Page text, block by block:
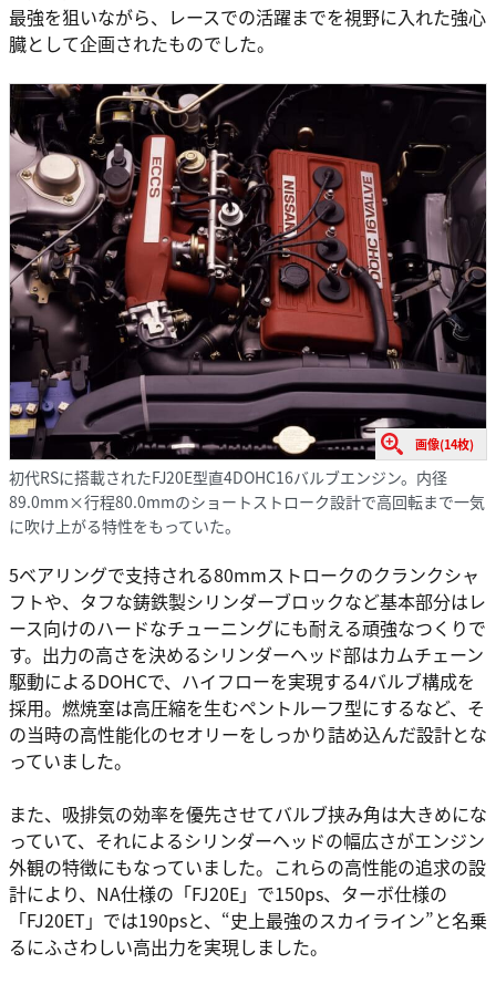
最強を狙いながら、レースでの活躍までを視野に入れた強心
臓として企画されたものでした。
画像(14枚)
初代RSに搭載されたFJ20E型直4DOHC16バルブエンジン。内径
89.0mm×行程80.0mmのショートストローク設計で高回転まで一気
に吹け上がる特性をもっていた。
5ベアリングで支持される80mmストロークのクランクシャ
フトや、タフな鋳鉄製シリンダーブロックなど基本部分はレ
ース向けのハードなチューニングにも耐える頑強なつくりで
す。出力の高さを決めるシリンダーヘッド部はカムチェーン
駆動によるDOHCで、ハイフローを実現する4バルブ構成を
採用。燃焼室は高圧縮を生むペントルーフ型にするなど、そ
の当時の高性能化のセオリーをしっかり詰め込んだ設計とな
っていました。
また、吸排気の効率を優先させてバルブ挟み角は大きめにな
っていて、それによるシリンダーヘッドの幅広さがエンジン
外観の特徴にもなっていました。これらの高性能の追求の設
計により、NA仕様の「FJ20E」で150ps、ターボ仕様の
「FJ20ET」では190psと、“史上最強のスカイライン”と名乗
るにふさわしい高出力を実現しました。